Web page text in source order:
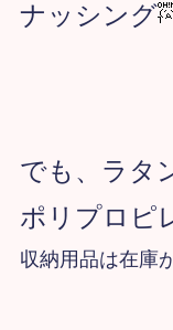
ナッシング
でも、ラタ
ポリプロピ
収納用品は在庫